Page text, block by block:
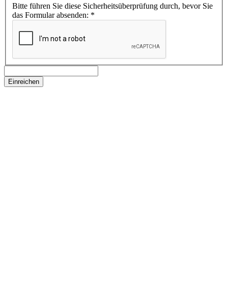
Bitte führen Sie diese Sicherheitsüberprüfung durch, bevor Sie
das Formular absenden: *